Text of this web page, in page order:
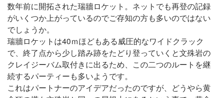
数年前に開拓された瑞牆ロケット。ネットでも再登の記録
がいくつか上がっているのでご存知の方も多いのではない
でしょうか。
瑞牆ロケットは40ｍほどもある威圧的なワイドクラック
で、終了点から少し踏み跡をたどり登っていくと文殊岩の
クレイジーバム取付きに出るため、この二つのルートを継
続するパーティーも多いようです。
これはパートナーのアイデアだったのですが、どうやら黄